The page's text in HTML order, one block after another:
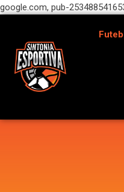
google.com, pub-